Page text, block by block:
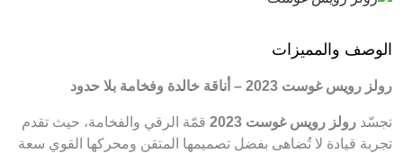
الوصف والمميزات
رولز رويس غوست 2023 – أناقة خالدة وفخامة بلا حدود
تجسّد رولز رويس غوست 2023
قمّة الرقي والفخامة، حيث تقدم
تجربة قيادة لا تُضاهى بفضل تصميمها المتقن ومحركها القوي سعة